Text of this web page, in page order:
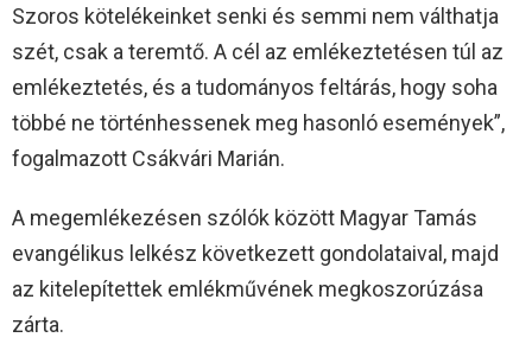
Szoros kötelékeinket senki és semmi nem válthatja
szét, csak a teremtő. A cél az emlékeztetésen túl az
emlékeztetés, és a tudományos feltárás, hogy soha
többé ne történhessenek meg hasonló események”,
fogalmazott Csákvári Marián.
A megemlékezésen szólók között Magyar Tamás
evangélikus lelkész következett gondolataival, majd
az kitelepítettek emlékművének megkoszorúzása
zárta.